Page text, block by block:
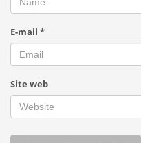
E-mail *
Site web